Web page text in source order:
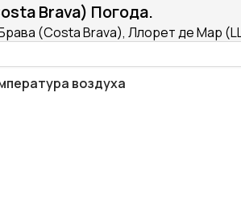
Brava) Погода.
(Costa Brava), Ллорет де Мар
воздуха